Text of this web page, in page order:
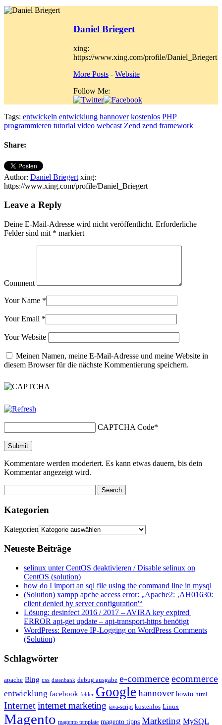
Daniel Briegert
xing:
https://www.xing.com/profile/Daniel_Briegert
More Posts - Website
Follow Me:
Tags: entwickeln entwicklung hannover kostenlos PHP
programmieren tutorial video webcast Zend zend framework
Share:
Author: Daniel Briegert xing:
https://www.xing.com/profile/Daniel_Briegert
Leave a Reply
Deine E-Mail-Adresse wird nicht veröffentlicht. Erforderliche
Felder sind mit * markiert
Comment
Your Name *
Your Email *
Your Website
Meinen Namen, meine E-Mail-Adresse und meine Website in
diesem Browser für die nächste Kommentierung speichern.
CAPTCHA Code*
Kommentare werden moderiert. Es kann etwas dauern, bis dein
Kommentar angezeigt wird.
Kategorien
Kategorien
Neueste Beiträge
selinux unter CentOS deaktivieren / Disable selinux on
CentOS (solution)
how do I import an sql file using the command line in mysql
(Solution) xampp apche access error: „Apache2: ‚AH01630:
client denied by server configuration'“
Lösung: desinfect 2016 / 2017 – AVIRA key expired |
ERROR apt-get update – apt-transport-https benötigt
WordPress: Remove IP-Logging on WordPress Comments
(Solution)
Schlagwörter
apache Bing css datenbank debug ausgabe e-commerceecommerce
entwicklung facebook fehler Google hannover howto html
Internetinternet marketing java-script kostenlos Linux
Magento magento template magento tipps Marketing MySQL